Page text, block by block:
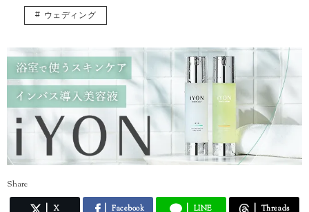
調理師免許、色彩検定3級、骨格診断アドバイザー検定3級、日本化粧品
検定2級、パーソナルカラリスト2級を持っていますが、上を目指してま
自分の知識や経験を活かしながら、頑張る女性の参考になる記事をお届
けできたら嬉しいです♪
ウェディング
Share
X Facebook LINE Threads